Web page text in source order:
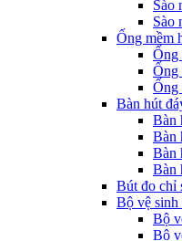
Sào
Sào
Ống mềm
Ống
Ống
Ống
Bàn hút
Bàn
Bàn
Bàn
Bàn
Bút đo chỉ
Bộ vệ sinh
Bộ
Bộ